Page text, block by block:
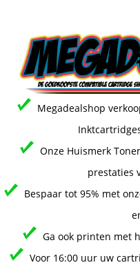
Megadealshop
Onze Huismerk
prestaties
Bespaar tot 95% met
Ga ook printen met
Voor 16:00 uur uw